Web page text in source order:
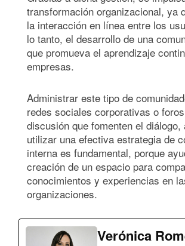
transformación organizacional, ya
la interacción en línea entre los
lo tanto, el desarrollo de una
que promueva el aprendizaje
empresas.
Administrar este tipo de
redes sociales corporativas o
discusión que fomenten el
utilizar una efectiva estrategia de
interna es fundamental, porque
creación de un espacio para
conocimientos y experiencias en
organizaciones.
Verónica